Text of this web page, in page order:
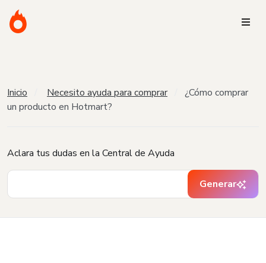
Inicio Necesito ayuda para comprar
¿Cómo comprar
un producto en Hotmart?
Aclara tus dudas en la Central de Ayuda
Generar